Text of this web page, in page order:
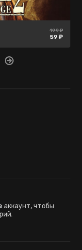
199 ₽
59 ₽
нет в
продаже
нет в
продаже
аккаунт, чтобы